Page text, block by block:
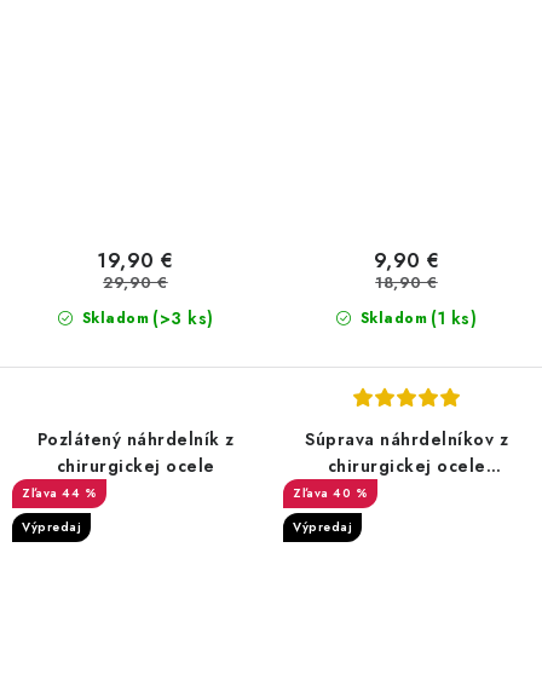
Skladom (>3 ks)
19,90 €
29,90 €
Skladom (1 ks)
9,90 €
18,90 €
Pozlátený náhrdelník z
chirurgickej ocele
44 %
Výpredaj
Súprava náhrdelníkov z
chirurgickej ocele
pozlátené
40 %
Výpredaj